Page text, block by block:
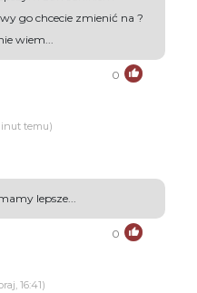
go chcecie zmienić na ?
wiem...
0
temu)
lepsze...
0
16:41)